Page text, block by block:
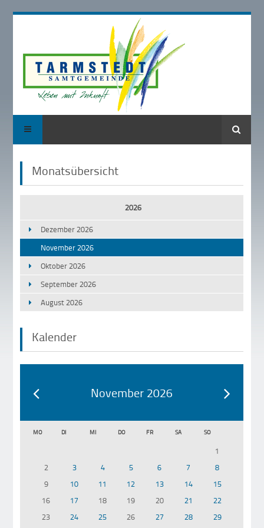
Suche
Monatsübersicht
2026
Dezember 2026
November 2026
Oktober 2026
September 2026
August 2026
Kalender
November 2026
MO DI MI DO FR SA SO
1
2
3 4 5 6 7
8
9
10 11 12 13 14
15
16
17 18 19 20 21
22
23
24 25 26 27 28 29